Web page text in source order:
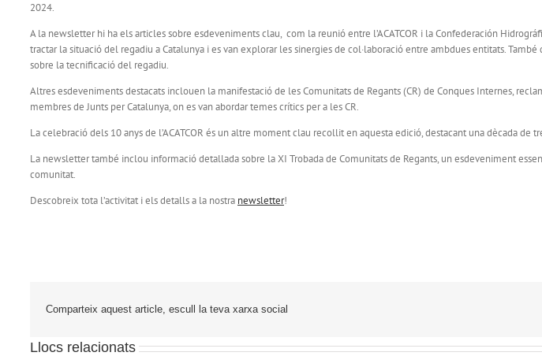
2024.
A la newsletter hi ha els articles sobre esdeveniments clau, com la reunió entre l’ACATCOR i la Confederación
tractar la situació del regadiu a Catalunya i es van explorar les sinergies de col·laboració entre ambdues entitats.
sobre la tecnificació del regadiu.
Altres esdeveniments destacats inclouen la manifestació de les Comunitats de Regants (CR) de Conques Internes,
membres de Junts per Catalunya, on es van abordar temes crítics per a les CR.
La celebració dels 10 anys de l’ACATCOR és un altre moment clau recollit en aquesta edició, destacant una dècada de
La newsletter també inclou informació detallada sobre la XI Trobada de Comunitats de Regants, un esdeveniment
comunitat.
Descobreix tota l’activitat i els detalls a la nostra newsletter!
Comparteix aquest article, escull la teva xarxa social
Llocs relacionats